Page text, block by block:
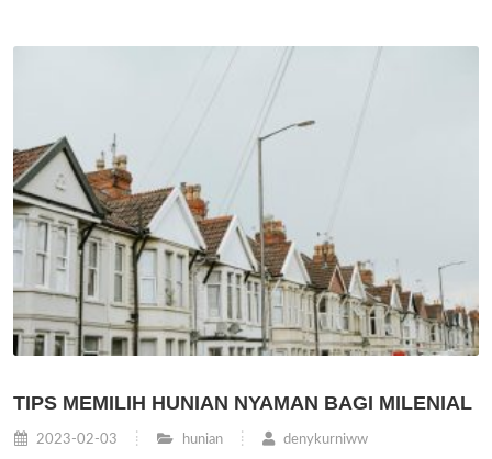
TIPS MEMILIH HUNIAN NYAMAN BAGI MILENIAL
2023-02-03 hunian denykurniww